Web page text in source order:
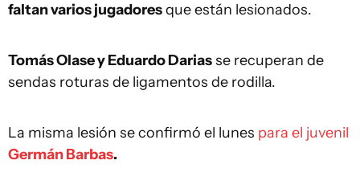
faltan varios jugadoresque están lesionados.
Tomás Olase y Eduardo Dariasse recuperan de
sendas roturas de ligamentos de rodilla.
La misma lesión se confirmó el lunes para el juvenil
Germán Barbas.